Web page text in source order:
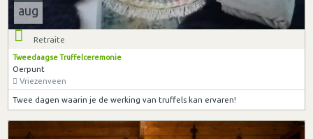
aug
Retraite
Tweedaagse Truffelceremonie
Oerpunt
Vriezenveen
Twee dagen waarin je de werking van truffels kan ervaren!